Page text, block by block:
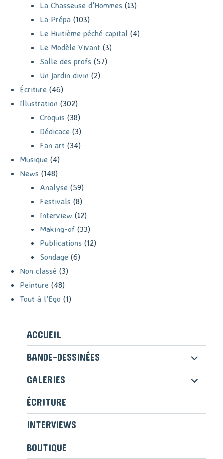
La Chasseuse d'Hommes (13)
La Prépa (103)
Le Huitième péché capital (4)
Le Modèle Vivant (3)
Salle des profs (57)
Un jardin divin (2)
Écriture (46)
Illustration (302)
Croquis (38)
Dédicace (3)
Fan art (34)
Musique (4)
News (148)
Analyse (59)
Festivals (8)
Interview (12)
Making-of (33)
Publications (12)
Sondage (6)
Non classé (3)
Peinture (48)
Tout à l'Ego (1)
ACCUEIL
BANDE-DESSINÉES
ouvrir
le
sous-
menu
GALERIES ouvrir
le
ÉCRITURE
INTERVIEWS
BOUTIQUE